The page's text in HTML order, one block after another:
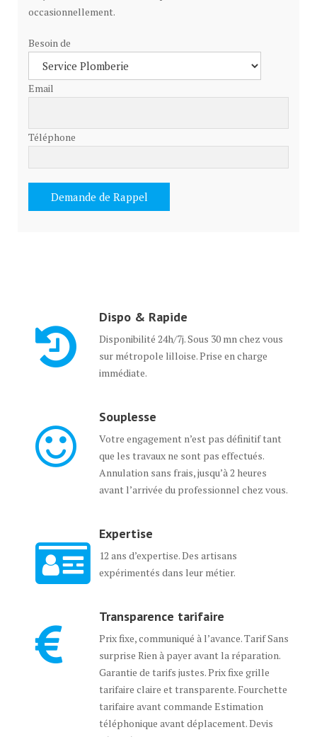
occasionnellement.
Besoin de
Email
Téléphone
Dispo & Rapide
Disponibilité 24h/7j. Sous 30 mn chez vous
sur métropole lilloise. Prise en charge
immédiate.
Souplesse
Votre engagement n’est pas définitif tant
que les travaux ne sont pas effectués.
Annulation sans frais, jusqu’à 2 heures
avant l’arrivée du professionnel chez vous.
Expertise
12 ans d’expertise. Des artisans
expérimentés dans leur métier.
Transparence tarifaire
Prix fixe, communiqué à l’avance. Tarif Sans
surprise Rien à payer avant la réparation.
Garantie de tarifs justes. Prix fixe grille
tarifaire claire et transparente. Fourchette
tarifaire avant commande Estimation
téléphonique avant déplacement. Devis